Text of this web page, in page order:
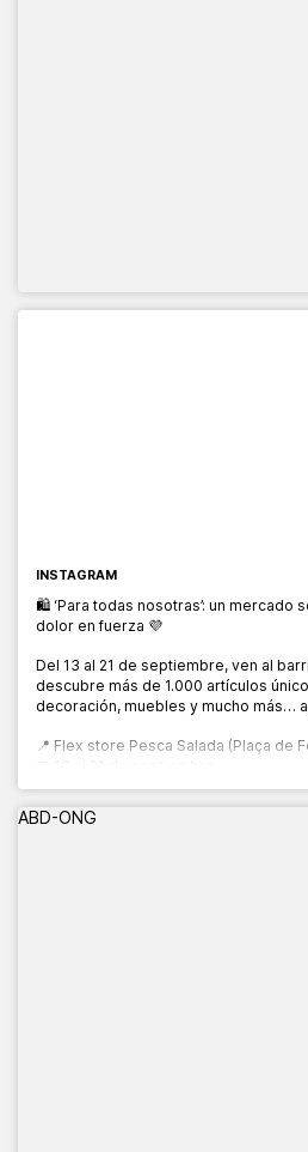
INSTAGRAM
🛍️ ‘Para todas nosotras’: un mercado
dolor en fuerza 💜
Del 13 al 21 de septiembre, ven al
descubre más de 1.000 artículos
decoración, muebles y mucho más…
📍 Flex store Pesca Salada (Plaça de
🕙 10:00 a 20:00 h
ABD-ONG